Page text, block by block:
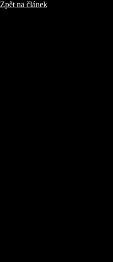
Zpět na článek